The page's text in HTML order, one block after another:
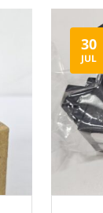
30
JUL